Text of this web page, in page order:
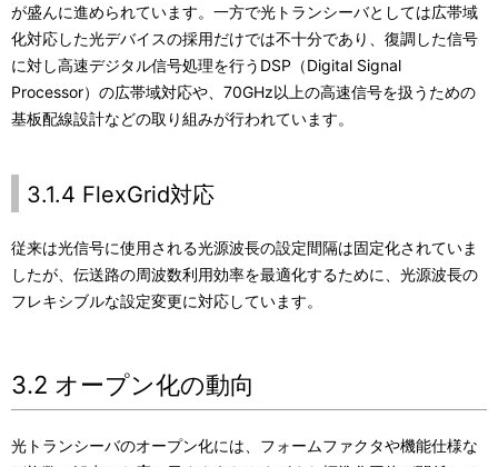
が盛んに進められています。一方で光トランシーバとしては広帯域
化対応した光デバイスの採用だけでは不十分であり、復調した信号
に対し高速デジタル信号処理を行うDSP（Digital Signal
Processor）の広帯域対応や、70GHz以上の高速信号を扱うための
基板配線設計などの取り組みが行われています。
3.1.4 FlexGrid対応
従来は光信号に使用される光源波長の設定間隔は固定化されていま
したが、伝送路の周波数利用効率を最適化するために、光源波長の
フレキシブルな設定変更に対応しています。
3.2 オープン化の動向
光トランシーバのオープン化には、フォームファクタや機能仕様な